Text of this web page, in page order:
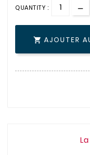
QUANTITY :
 AJOUTER